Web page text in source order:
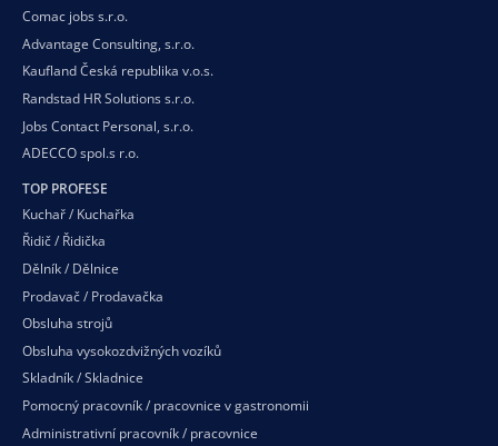
Comac jobs s.r.o.
Advantage Consulting, s.r.o.
Kaufland Česká republika v.o.s.
Randstad HR Solutions s.r.o.
Jobs Contact Personal, s.r.o.
ADECCO spol.s r.o.
TOP PROFESE
Kuchař / Kuchařka
Řidič / Řidička
Dělník / Dělnice
Prodavač / Prodavačka
Obsluha strojů
Obsluha vysokozdvižných vozíků
Skladník / Skladnice
Pomocný pracovník / pracovnice v gastronomii
Administrativní pracovník / pracovnice